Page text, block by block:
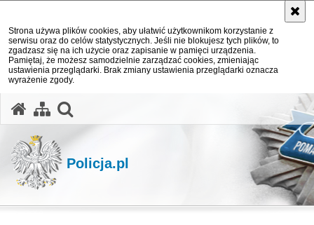
Strona używa plików cookies, aby ułatwić użytkownikom korzystanie z
serwisu oraz do celów statystycznych. Jeśli nie blokujesz tych plików, to
zgadzasz się na ich użycie oraz zapisanie w pamięci urządzenia.
Pamiętaj, że możesz samodzielnie zarządzać cookies, zmieniając
ustawienia przeglądarki. Brak zmiany ustawienia przeglądarki oznacza
wyrażenie zgody.
Policja.pl